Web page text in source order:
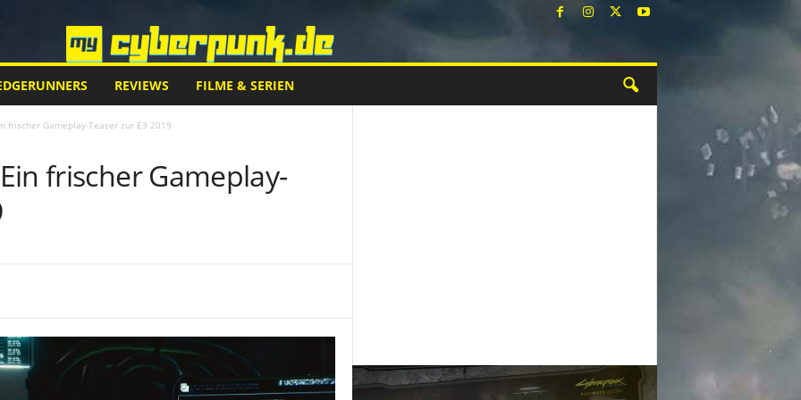
REVIEWS FILME & SERIEN
frischer Gameplay-Teaser zur E3 2019
frischer Gameplay-